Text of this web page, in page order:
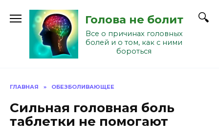
содержанию
Голова не болит
Все о причинах головных
болей и о том, как с ними
бороться
ГЛАВНАЯ » ОБЕЗБОЛИВАЮЩЕЕ
Сильная головная боль
таблетки не помогают